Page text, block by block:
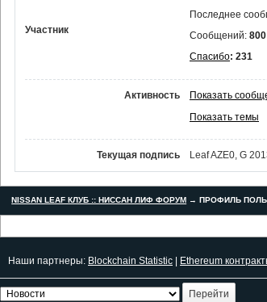
Участник
Последнее
Сообщений: 800
Спасибо: 231
Активность
Показать
Показать темы
Текущая подпись Leaf AZE0, G
NISSAN LEAF КЛУБ :: НИССАН ЛИФ ФОРУМ →ПРОФИЛЬ
Наши партнеры: Blockchain Statistic | Ethereum